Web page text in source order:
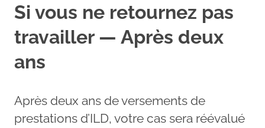
Si vous ne retournez pas
travailler — Après deux
ans
Après deux ans de versements de
prestations d’ILD, votre cas sera réévalué